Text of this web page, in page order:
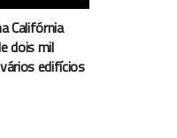
Califórnia
dois mil
edifícios